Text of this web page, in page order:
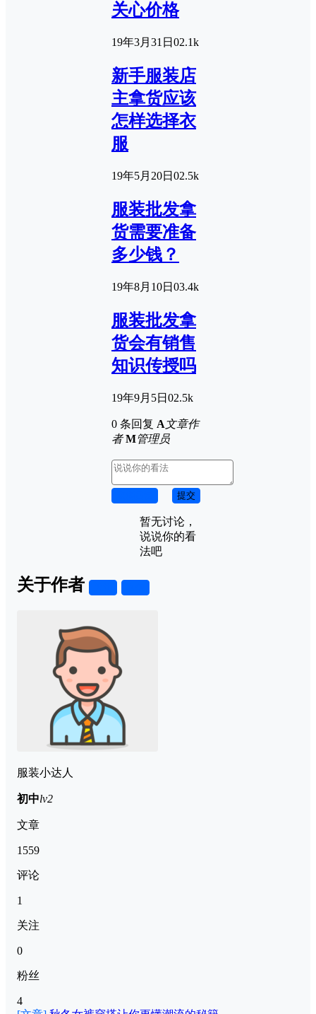
关心价格
19年3月31日 02.1k
新手服装店
主拿货应该
怎样选择衣
服
19年5月20日 02.5k
服装批发拿
货需要准备
多少钱？
19年8月10日 03.4k
服装批发拿
货会有销售
知识传授吗
19年9月5日 02.5k
0 条回复 A文章作
者 M管理员
提交
暂无讨论，
说说你的看
法吧
关于作者
服装小达人
初中lv2
文章
1559
评论
1
关注
0
粉丝
4